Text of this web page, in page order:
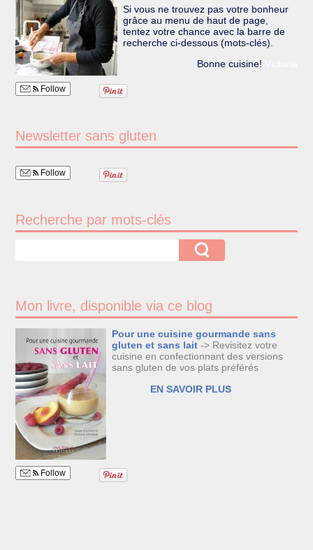
Si vous ne trouvez pas votre bonheur
grâce au menu de haut de page,
tentez votre chance avec la barre de
recherche ci-dessous (mots-clés).
Bonne cuisine!
Follow
Newsletter sans gluten
Follow
Recherche par mots-clés
Mon livre, disponible via ce blog
Pour une cuisine gourmande sans
gluten et sans lait -> Revisitez votre
cuisine en confectionnant des versions
sans gluten de vos plats préférés
EN SAVOIR PLUS
Follow